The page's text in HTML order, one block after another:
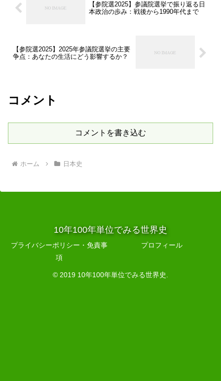
【参院選2025】参議院選挙で振り返る日
本政治の歩み：戦後から1990年代まで
【参院選2025】2025年参議院選挙の主要
争点：あなたの生活にどう影響するか？
コメント
コメントを書き込む
ホーム 日本史
10年100年単位でみる世界史
プライバシーポリシー・免責事
項
プロフィール
© 2019 10年100年単位でみる世界史.